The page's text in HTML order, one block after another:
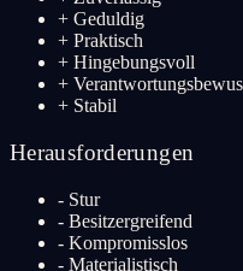
+ Geduldig
+ Praktisch
+ Hingebungsvoll
+
+ Stabil
Herausforderungen
- Stur
- Besitzergreifend
- Kompromisslos
- Materialistisch